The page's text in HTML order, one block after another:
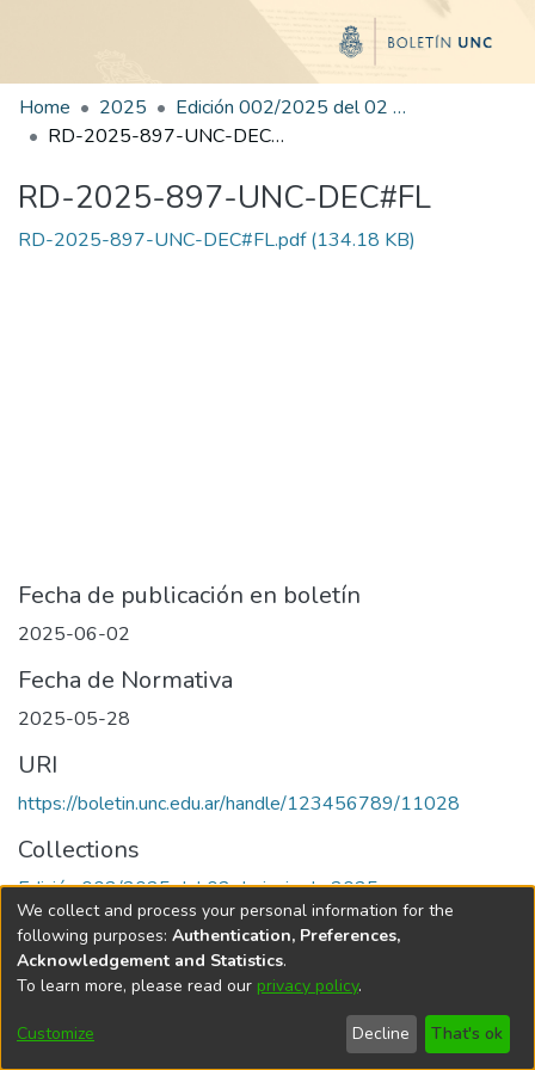
Home 2025
Edición 002/2025 del 02 de junio de 2025
RD-2025-897-UNC-DEC#FL
RD-2025-897-UNC-DEC#FL
RD-2025-897-UNC-DEC#FL.pdf(134.18 KB)
Fecha de publicación en boletín
2025-06-02
Fecha de Normativa
2025-05-28
URI
https://boletin.unc.edu.ar/handle/123456789/11028
Collections
Edición 002/2025 del 02 de junio de 2025
Universidad Nacional de Córdoba
We collect and process your personal information for the
following purposes: Authentication, Preferences,
Acknowledgement and Statistics.
To learn more, please read our privacy policy.
Customize Decline That's ok